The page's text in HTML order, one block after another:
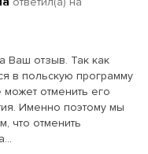
Ваш отзыв. Так как
в польскую программу
отменить его
Именно поэтому мы
что отменить